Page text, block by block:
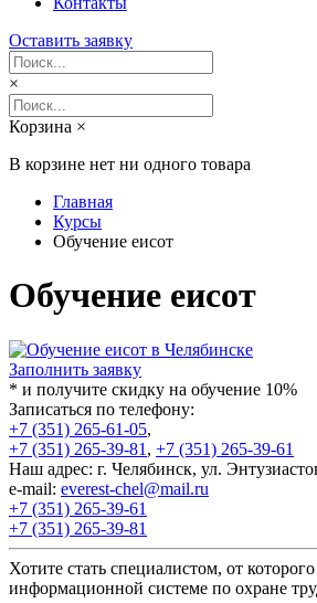
Оставить заявку
×
Корзина ×
В корзине нет ни одного товара
Главная
Курсы
Обучение еисот
Обучение еисот
Заполнить заявку
* и получите скидку на обучение 10%
Записаться по телефону:
+7 (351) 265-61-05,
+7 (351) 265-39-81 , +7 (351) 265-39-61
Наш адрес: г. Челябинск, ул.
e-mail: everest-chel@mail.ru
+7 (351) 265-39-61
+7 (351) 265-39-81
Хотите стать специалистом, от
информационной системе по охране